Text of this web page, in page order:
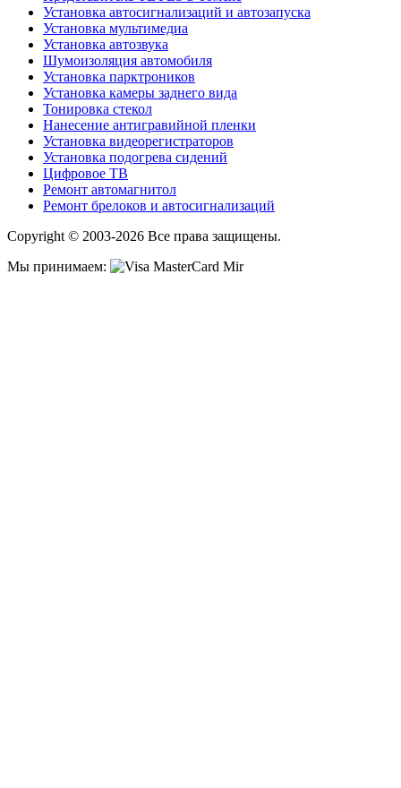
Установка автосигнализаций и автозапуска
Установка мультимедиа
Установка автозвука
Шумоизоляция автомобиля
Установка парктроников
Установка камеры заднего вида
Тонировка стекол
Нанесение антигравийной пленки
Установка видеорегистраторов
Установка подогрева сидений
Цифровое ТВ
Ремонт автомагнитол
Ремонт брелоков и автосигнализаций
Copyright © 2003-2026 Все права защищены.
Мы принимаем: